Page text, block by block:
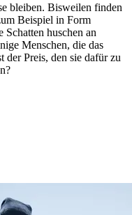
bleiben. Bisweilen finden
Beispiel in Form
Schatten huschen an
Menschen, die das
der Preis, den sie dafür zu